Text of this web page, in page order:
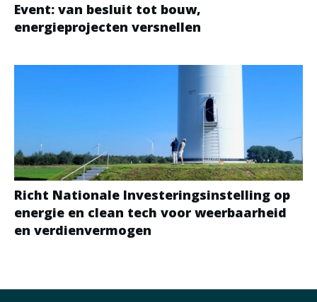
Event: van besluit tot bouw,
energieprojecten versnellen
Richt Nationale Investeringsinstelling op
energie en clean tech voor weerbaarheid
en verdienvermogen